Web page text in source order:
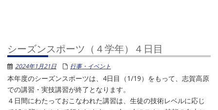
シーズンスポーツ（４学年）４日目
2024年1月21日 行事・イベント
本年度のシーズンスポーツは、4日目（1/19）をもって、志賀高原
での講習・実技講習が終了となります。
４日間にわたっておこなわれた講習は、生徒の技術レベルに応じ